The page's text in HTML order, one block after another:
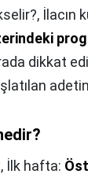
İlacın
dikkat
İlk hafta: